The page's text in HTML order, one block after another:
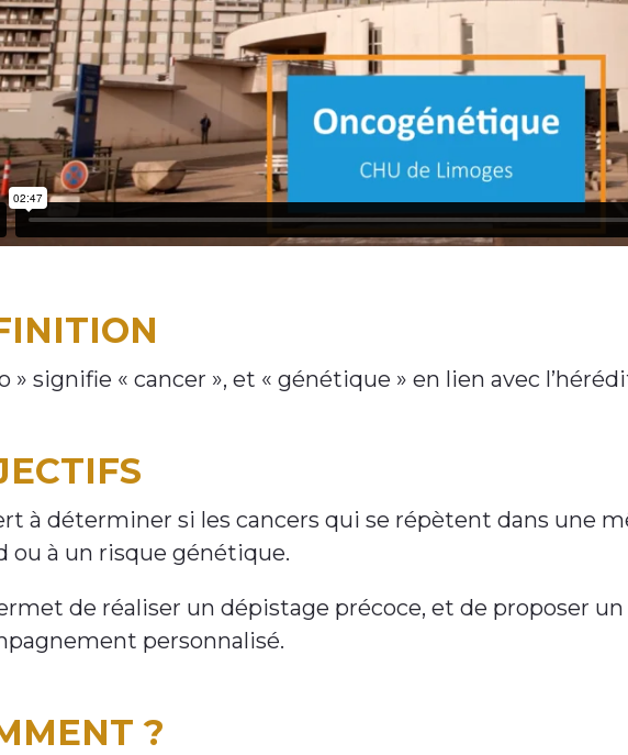
» signifie « cancer », et « génétique » en lien avec
à déterminer si les cancers qui se répètent dans une
ou à un risque génétique.
de réaliser un dépistage précoce, et de proposer
personnalisé.
?